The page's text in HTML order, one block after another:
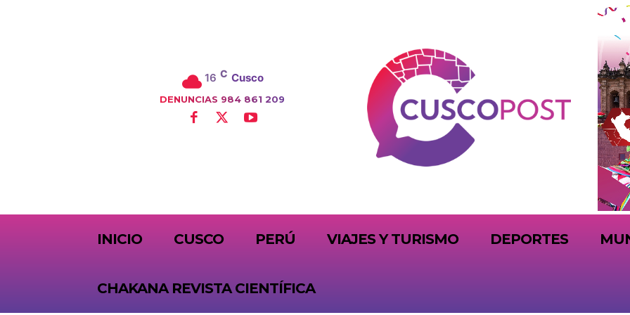
16 C Cusco
DENUNCIAS 984 861 209
INICIO CUSCO PERÚ VIAJES Y TURISMO DEPORTES
CHAKANA REVISTA CIENTÍFICA